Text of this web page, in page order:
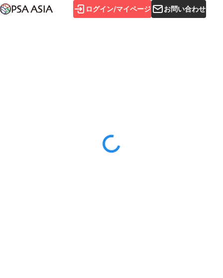
ログイン/マイページ お問い合わせ